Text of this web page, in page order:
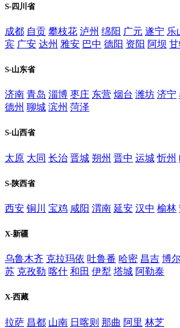
S-四川省
成都 自贡 攀枝花 泸州 绵阳 广元 遂宁 乐
宾 广安 达州 雅安 巴中 德阳 资阳 阿坝
S-山东省
济南 青岛 淄博 枣庄 东营 烟台 潍坊 济宁
德州 聊城 滨州 菏泽
S-山西省
太原 大同 长治 晋城 朔州 晋中 运城 忻州
S-陕西省
西安 铜川 宝鸡 咸阳 渭南 延安 汉中 榆林
X-新疆
乌鲁木齐 克拉玛依 吐鲁番 哈密 昌吉 博
苏 克孜勒 喀什 和田 伊犁 塔城 阿勒泰
X-西藏
拉萨 昌都 山南 日喀则 那曲 阿里 林芝